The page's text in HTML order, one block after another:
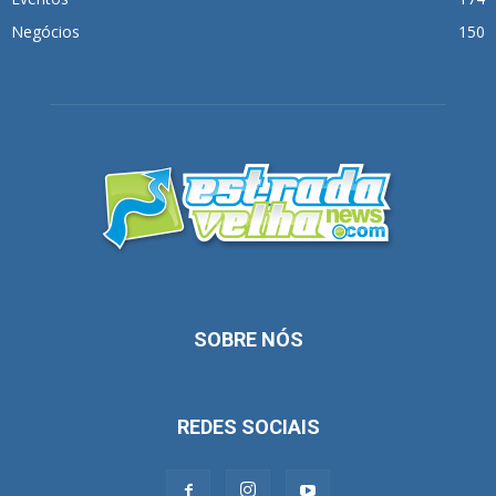
Negócios
150
SOBRE NÓS
REDES SOCIAIS